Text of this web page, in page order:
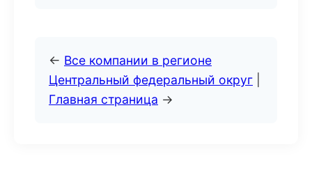
← Все компании в регионе
Центральный федеральный округ
Главная страница →